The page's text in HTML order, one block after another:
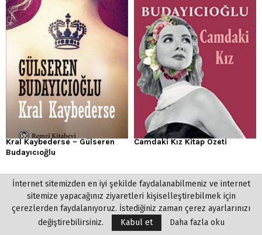
Kral Kaybederse – Gülseren
Budayıcıoğlu
Camdaki Kız Kitap Özeti
SOSYAL MEDYA
İnternet sitemizden en iyi şekilde faydalanabilmeniz ve internet
sitemize yapacağınız ziyaretleri kişiselleştirebilmek için
çerezlerden faydalanıyoruz. İstediğiniz zaman çerez ayarlarınızı
değiştirebilirsiniz.
Kabul et Daha fazla oku